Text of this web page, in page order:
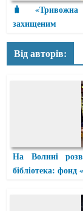
🧳 «Тривожна
захищеним
Від авторів:
На Волині
бібліотека: